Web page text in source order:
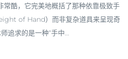
常酷，它完美地概括了那种依靠极致手
of Hand）而非复杂道具来呈现奇
追求的是一种“手中...